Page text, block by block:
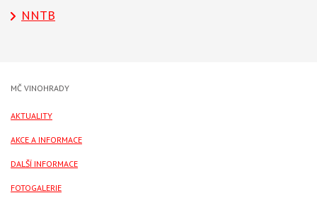
NNTB
MČ VINOHRADY
AKTUALITY
AKCE A INFORMACE
DALŠÍ INFORMACE
FOTOGALERIE